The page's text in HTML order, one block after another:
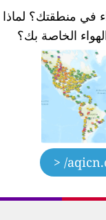
في منطقتك؟ لماذا
الخاصة بك؟